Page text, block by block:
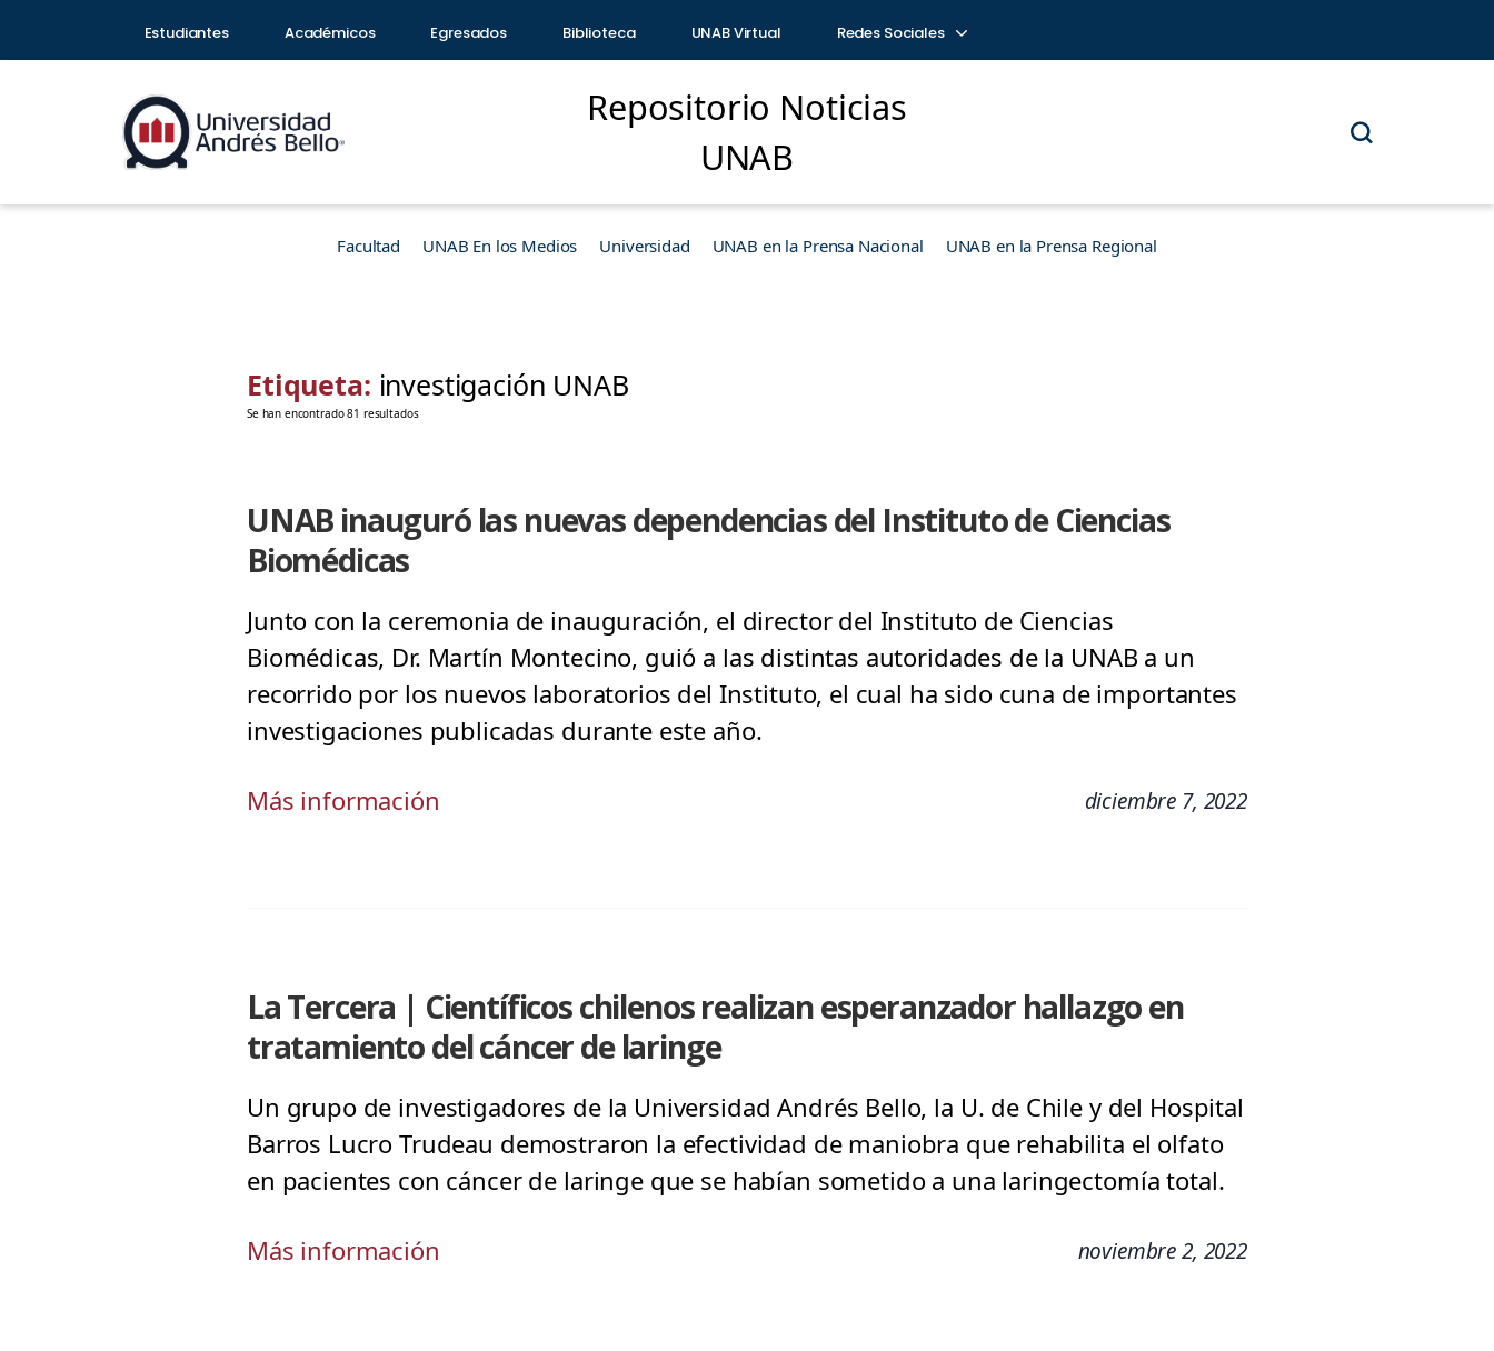
Estudiantes Académicos Egresados Biblioteca UNAB Virtual Redes Sociales
Repositorio Noticias
UNAB
Facultad UNAB En los Medios Universidad UNAB en la Prensa Nacional UNAB en la Prensa Regional
Etiqueta: investigación UNAB
Se han encontrado 81 resultados
UNAB inauguró las nuevas dependencias del Instituto de Ciencias
Biomédicas
Junto con la ceremonia de inauguración, el director del Instituto de Ciencias
Biomédicas, Dr. Martín Montecino, guió a las distintas autoridades de la UNAB a un
recorrido por los nuevos laboratorios del Instituto, el cual ha sido cuna de importantes
investigaciones publicadas durante este año.
Más información diciembre 7, 2022
La Tercera | Científicos chilenos realizan esperanzador hallazgo en
tratamiento del cáncer de laringe
Un grupo de investigadores de la Universidad Andrés Bello, la U. de Chile y del Hospital
Barros Lucro Trudeau demostraron la efectividad de maniobra que rehabilita el olfato
en pacientes con cáncer de laringe que se habían sometido a una laringectomía total.
Más información noviembre 2, 2022